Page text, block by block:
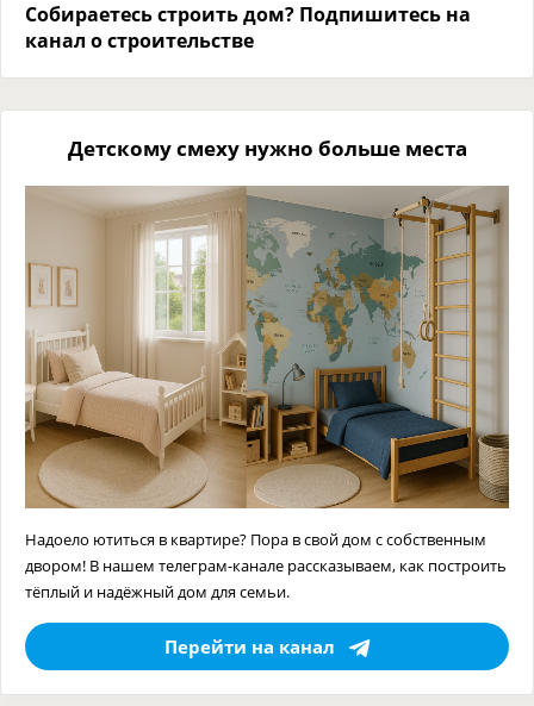
Собираетесь строить дом? Подпишитесь на
канал о строительстве
Детскому смеху нужно больше места
Надоело ютиться в квартире? Пора в свой дом с собственным
двором! В нашем телеграм-канале рассказываем, как построить
тёплый и надёжный дом для семьи.
Перейти на канал